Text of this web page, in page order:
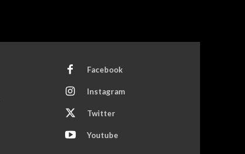
Facebook
Instagram
Twitter
Youtube